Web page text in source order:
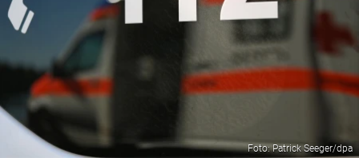
Foto: Patrick Seeger/dpa